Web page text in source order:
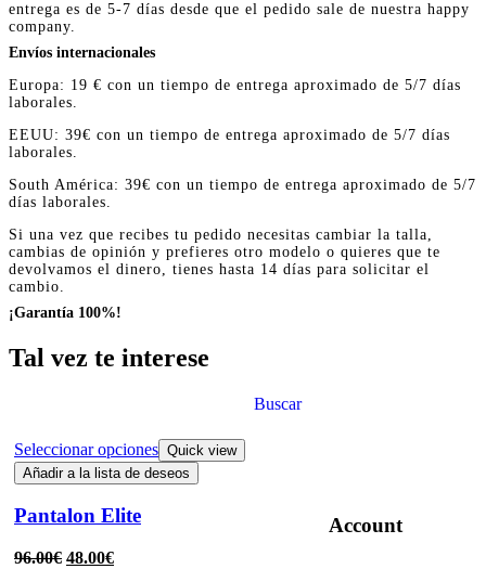
entrega es de 5-7 días desde que el pedido sale de nuestra happy
company.
Envíos internacionales
Europa: 19 € con un tiempo de entrega aproximado de 5/7 días
laborales.
EEUU: 39€ con un tiempo de entrega aproximado de 5/7 días
laborales.
South América: 39€ con un tiempo de entrega aproximado de 5/7
días laborales.
Si una vez que recibes tu pedido necesitas cambiar la talla,
cambias de opinión y prefieres otro modelo o quieres que te
devolvamos el dinero, tienes hasta 14 días para solicitar el
cambio.
¡Garantía 100%!
Tal vez te interese
Seleccionar opciones Quick view
Añadir a la lista de deseos
Pantalon Elite
96.00€ 48.00€
Buscar
Account